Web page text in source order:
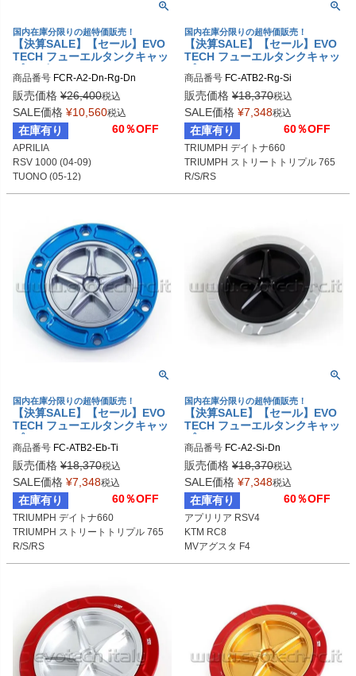
国内在庫分限りの超特価販売！
【決算SALE】【セール】EVO
TECH フューエルタンクキャッ
プ ラピッド APRILIA/DUCATI/
KTM
商品番号 FCR-A2-Dn-Rg-Dn
販売価格 ¥26,400税込
SALE価格 ¥10,560税込
在庫有り 60％OFF
APRILIA
RSV 1000 (04-09)
TUONO (05-12)
RSV4/R/FACTORY
STREETFIGHTER
RC8
MV AGUSTA
BRUTALE/F4 (10-12)
国内在庫分限りの超特価販売！
【決算SALE】【セール】EVO
TECH フューエルタンクキャッ
プ APRILIA/TRIUMPH/BENEL
LI/KTM/MV AGUSTA 6穴汎用
商品番号 FC-ATB2-Rg-Si
販売価格 ¥18,370税込
SALE価格 ¥7,348税込
在庫有り 60％OFF
TRIUMPH デイトナ660
TRIUMPH ストリートトリプル 765
R/S/RS
MV AGUSTA ドラッグスター800
国内在庫分限りの超特価販売！
【決算SALE】【セール】EVO
TECH フューエルタンクキャッ
プ APRILIA/TRIUMPH/BENEL
LI/KTM/MV AGUSTA 6穴汎用
商品番号 FC-ATB2-Eb-Ti
販売価格 ¥18,370税込
SALE価格 ¥7,348税込
在庫有り 60％OFF
TRIUMPH デイトナ660
TRIUMPH ストリートトリプル 765
R/S/RS
MV AGUSTA ドラッグスター800
国内在庫分限りの超特価販売！
【決算SALE】【セール】EVO
TECH フューエルタンクキャッ
プ APRILIA/DUCATI/KTM/MV
AGUSTA
商品番号 FC-A2-Si-Dn
販売価格 ¥18,370税込
SALE価格 ¥7,348税込
在庫有り 60％OFF
アプリリア RSV4
KTM RC8
MVアグスタ F4